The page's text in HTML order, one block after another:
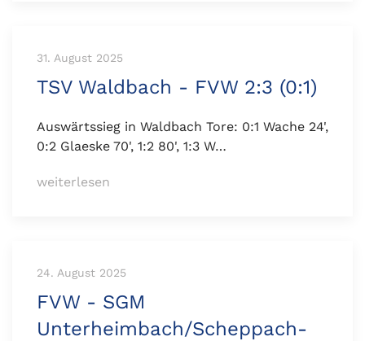
31. August 2025
TSV Waldbach - FVW 2:3 (0:1)
Auswärtssieg in Waldbach Tore: 0:1 Wache 24',
0:2 Glaeske 70', 1:2 80', 1:3 W…
weiterlesen
24. August 2025
FVW - SGM
Unterheimbach/Scheppach-